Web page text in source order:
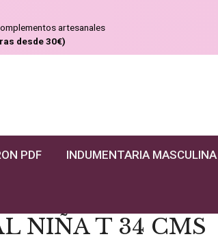
artesanales
desde 30€)
PDF INDUMENTARIA MASCULINA
NIÑA T 34 CMS